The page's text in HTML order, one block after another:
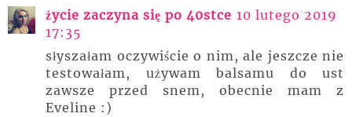
życie zaczyna się po 40stce 10 lutego 2019
17:35
słyszałam oczywiście o nim, ale jeszcze nie
testowałam, używam balsamu do ust
zawsze przed snem, obecnie mam z
Eveline :)